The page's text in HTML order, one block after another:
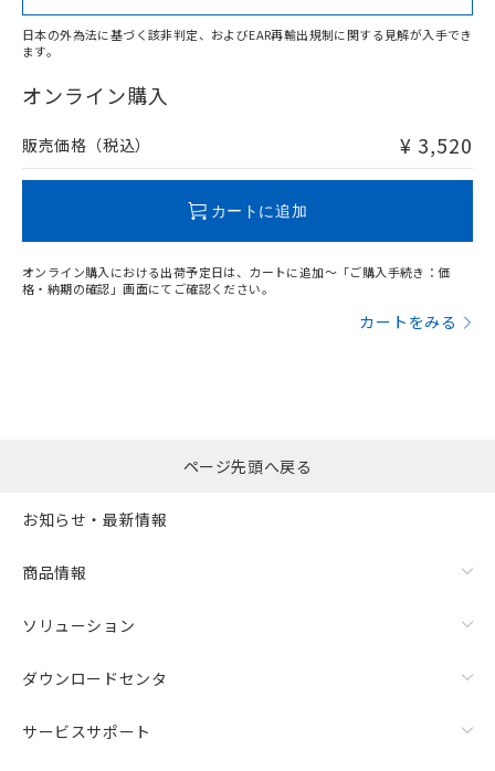
在庫等で未対応品が混在する可能性があります。
問い合わせください。
日本の外為法に基づく該非判定、およびEAR再輸出規制に関する見解が入手でき
ます。
オンライン購入
販売価格（税込） ¥ 3,520
カートに追加
オンライン購入における出荷予定日は、カートに追加～「ご購入手続き：価
格・納期の確認」画面にてご確認ください。
カートをみる
ページ先頭へ戻る
お知らせ・最新情報
商品情報
ソリューション
ダウンロードセンタ
サービスサポート